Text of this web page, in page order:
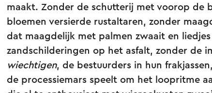
maakt. Zonder de schutterij met voorop de
bloemen versierde rustaltaren, zonder
dat maagdelijk met palmen zwaait en
zandschilderingen op het asfalt, zonder de
wiechtigen, de bestuurders in hun
de processiemars speelt om het loopritme